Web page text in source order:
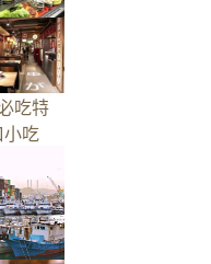
吃特
小吃